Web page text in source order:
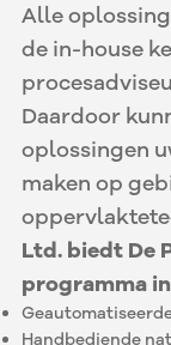
Alle
de in-house
Daardoor
oplossingen
maken op
Ltd. biedt De
programma
Handbediende